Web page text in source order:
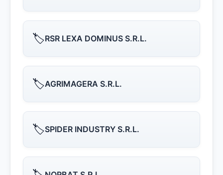
🏷️RSR LEXA DOMINUS S.R.L.
🏷️AGRIMAGERA S.R.L.
🏷️SPIDER INDUSTRY S.R.L.